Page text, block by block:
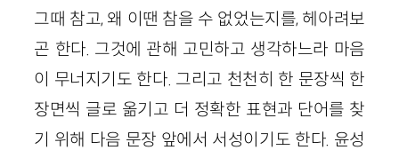
그때 참고, 왜 이땐 참을 수 없었는지를, 헤아려보
곤 한다. 그것에 관해 고민하고 생각하느라 마음
이 무너지기도 한다. 그리고 천천히 한 문장씩 한
장면씩 글로 옮기고 더 정확한 표현과 단어를 찾
기 위해 다음 문장 앞에서 서성이기도 한다. 윤성